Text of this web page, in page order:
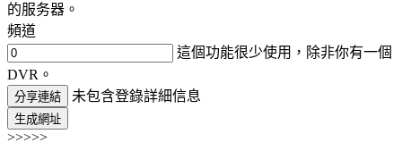
的服务器。
頻道
這個功能很少使用，除非你有一個
DVR。
分享連結 未包含登錄詳細信息
生成網址
>>>>>